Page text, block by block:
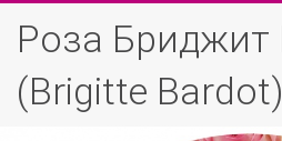
Роза Бриджит
(Brigitte Bardot)